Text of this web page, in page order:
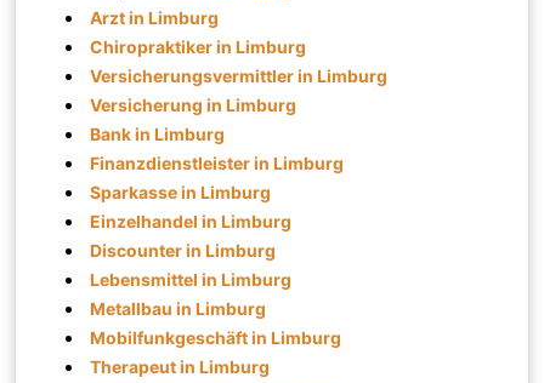
Arzt in Limburg
Chiropraktiker in Limburg
Versicherungsvermittler in Limburg
Versicherung in Limburg
Bank in Limburg
Finanzdienstleister in Limburg
Sparkasse in Limburg
Einzelhandel in Limburg
Discounter in Limburg
Lebensmittel in Limburg
Metallbau in Limburg
Mobilfunkgeschäft in Limburg
Therapeut in Limburg